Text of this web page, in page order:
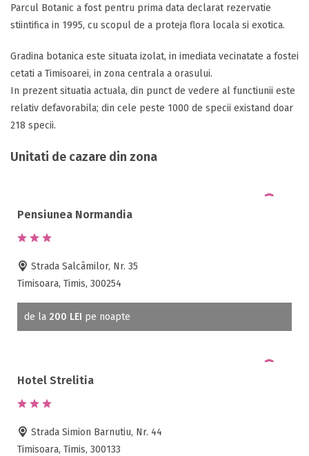
Parcul Botanic a fost pentru prima data declarat rezervatie
stiintifica in 1995, cu scopul de a proteja flora locala si exotica.
Gradina botanica este situata izolat, in imediata vecinatate a fostei
cetati a Timisoarei, in zona centrala a orasului.
In prezent situatia actuala, din punct de vedere al functiunii este
relativ defavorabila; din cele peste 1000 de specii existand doar
218 specii.
Unitati de cazare din zona
Pensiunea Normandia
Strada Salcâmilor, Nr. 35
Timisoara, Timis, 300254
de la 200 LEI pe noapte
Hotel Strelitia
Strada Simion Barnutiu, Nr. 44
Timisoara, Timis, 300133